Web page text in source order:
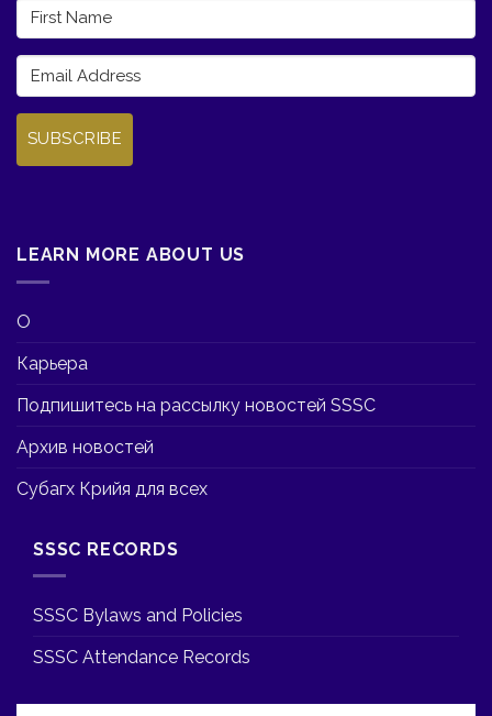
SUBSCRIBE
LEARN MORE ABOUT US
О
Карьера
Подпишитесь на рассылку новостей SSSC
Архив новостей
Субагх Крийя для всех
SSSC RECORDS
SSSC Bylaws and Policies
SSSC Attendance Records